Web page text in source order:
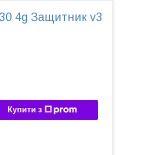
4g Защитник v3
Купити з